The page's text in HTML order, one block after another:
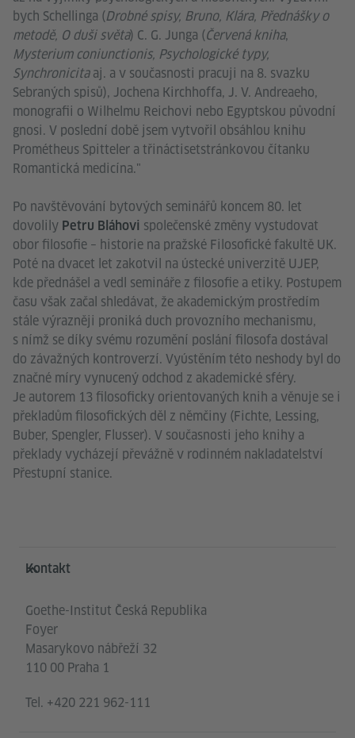
bych Schellinga (Drobné spisy, Bruno, Klára, Přednášky o
metodě, O duši světa) C. G. Junga (Červená kniha,
Mysterium coniunctionis, Psychologické typy,
Synchronicitaaj. a v současnosti pracuji na 8. svazku
Sebraných spisů), Jochena Kirchhoffa, J. V. Andreaeho,
monografii o Wilhelmu Reichovi nebo Egyptskou původní
gnosi. V poslední době jsem vytvořil obsáhlou knihu
Prométheus Spitteler a třináctisetstránkovou čítanku
Romantická medicína."
Po navštěvování bytových seminářů koncem 80. let
dovolily Petru Bláhovi společenské změny vystudovat
obor filosofie – historie na pražské Filosofické fakultě UK.
Poté na dvacet let zakotvil na ústecké univerzitě UJEP,
kde přednášel a vedl semináře z filosofie a etiky. Postupem
času však začal shledávat, že akademickým prostředím
stále výrazněji proniká duch provozního mechanismu,
s nímž se díky svému rozumění poslání filosofa dostával
do závažných kontroverzí. Vyústěním této neshody byl do
značné míry vynucený odchod z akademické sféry.
Je autorem 13 filosoficky orientovaných knih a věnuje se i
překladům filosofických děl z němčiny (Fichte, Lessing,
Buber, Spengler, Flusser). V současnosti jeho knihy a
překlady vycházejí převážně v rodinném nakladatelství
Přestupní stanice.
Service- und Informationsbereich
Kontakt
Goethe-Institut Česká Republika
Foyer
Masarykovo nábřeží 32
110 00 Praha 1
Tel. +420 221 962-111